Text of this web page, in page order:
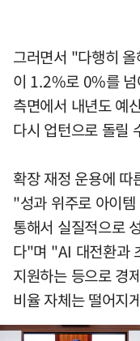
그러면서 "다행히
이 1.2%로 0%를 넘
측면에서 내년도 예
다시 업턴으로 돌릴
확장 재정 운용에 따
"성과 위주로 아이
통해서 실질적으로
다"며 "AI 대전환과
지원하는 등으로 경
비율 자체는 떨어지